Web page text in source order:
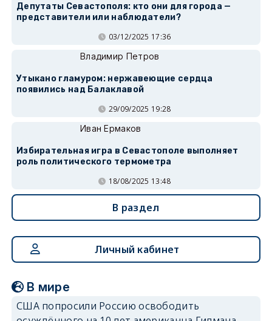
Депутаты Севастополя: кто они для города —
представители или наблюдатели?
03/12/2025 17:36
Владимир Петров
Утыкано гламуром: нержавеющие сердца
появились над Балаклавой
29/09/2025 19:28
Иван Ермаков
Избирательная игра в Севастополе выполняет
роль политического термометра
18/08/2025 13:48
В раздел
Личный кабинет
В мире
США попросили Россию освободить